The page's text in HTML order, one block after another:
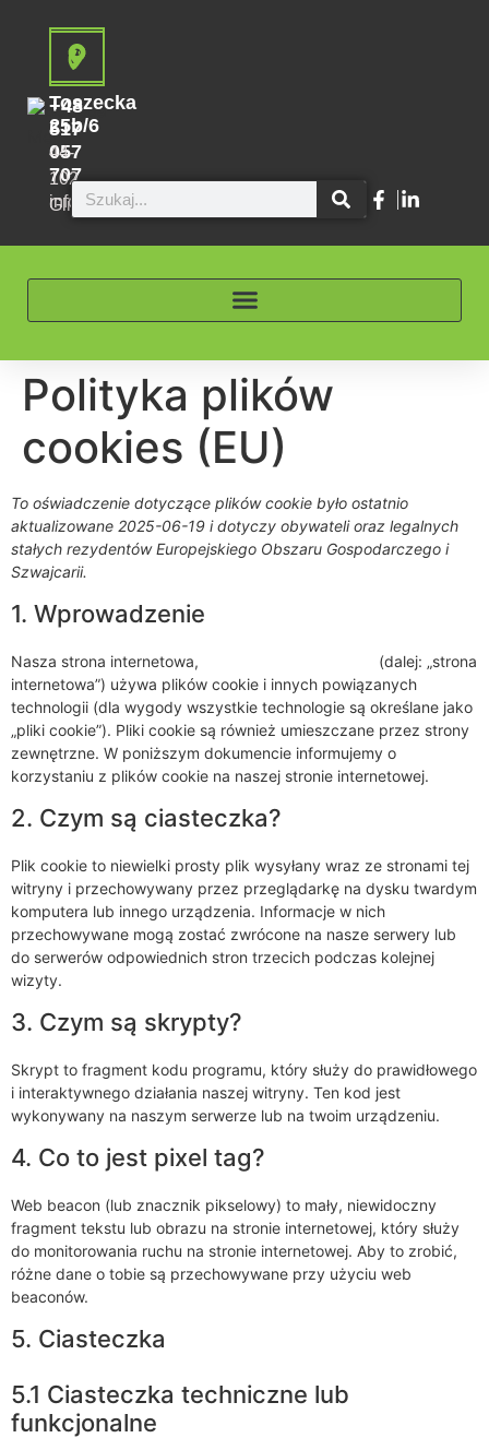
+48
517
057
707
info@bonegamenso.pl
Toszecka
25b/6
44-
102
Gliwice
Polityka plików
cookies (EU)
To oświadczenie dotyczące plików cookie było ostatnio
aktualizowane 2025-06-19 i dotyczy obywateli oraz legalnych
stałych rezydentów Europejskiego Obszaru Gospodarczego i
Szwajcarii.
1. Wprowadzenie
Nasza strona internetowa,
(dalej: „strona
internetowa”) używa plików cookie i innych powiązanych
technologii (dla wygody wszystkie technologie są określane jako
„pliki cookie”). Pliki cookie są również umieszczane przez strony
zewnętrzne. W poniższym dokumencie informujemy o
korzystaniu z plików cookie na naszej stronie internetowej.
2. Czym są ciasteczka?
Plik cookie to niewielki prosty plik wysyłany wraz ze stronami tej
witryny i przechowywany przez przeglądarkę na dysku twardym
komputera lub innego urządzenia. Informacje w nich
przechowywane mogą zostać zwrócone na nasze serwery lub
do serwerów odpowiednich stron trzecich podczas kolejnej
wizyty.
3. Czym są skrypty?
Skrypt to fragment kodu programu, który służy do prawidłowego
i interaktywnego działania naszej witryny. Ten kod jest
wykonywany na naszym serwerze lub na twoim urządzeniu.
4. Co to jest pixel tag?
Web beacon (lub znacznik pikselowy) to mały, niewidoczny
fragment tekstu lub obrazu na stronie internetowej, który służy
do monitorowania ruchu na stronie internetowej. Aby to zrobić,
różne dane o tobie są przechowywane przy użyciu web
beaconów.
5. Ciasteczka
5.1 Ciasteczka techniczne lub
funkcjonalne